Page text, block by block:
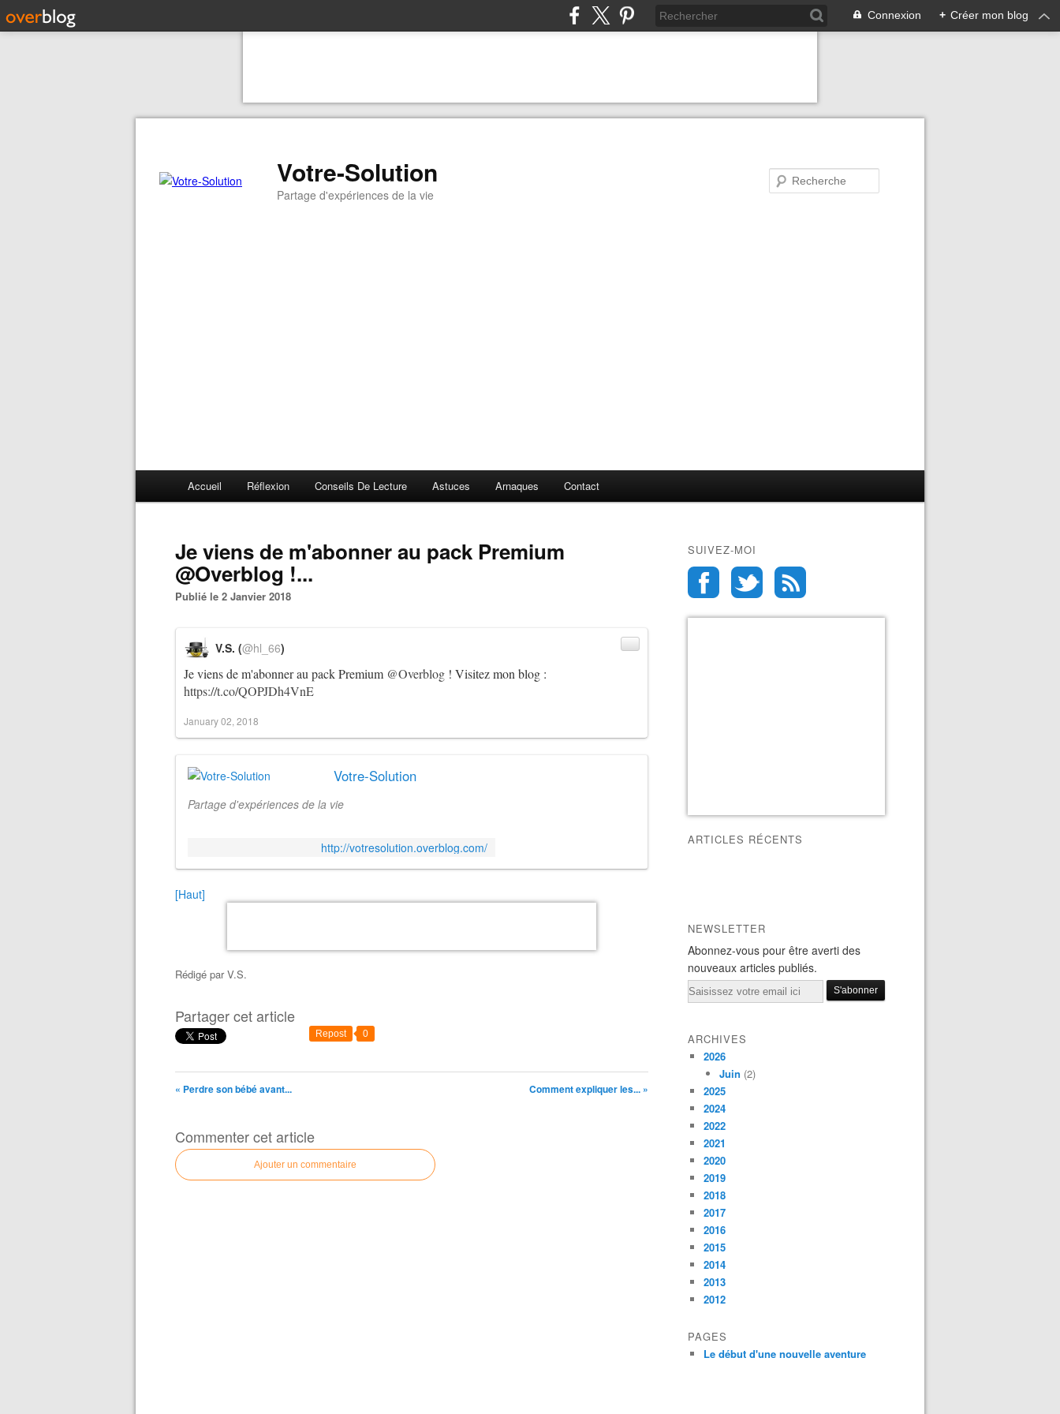
Connexion + Créer mon blog
Votre-Solution
Partage d'expériences de la vie
Accueil Réflexion Conseils De Lecture Astuces Arnaques Contact
Je viens de m'abonner au pack Premium
@Overblog !...
Publié le 2 Janvier 2018
Je viens de m'abonner au pack Premium @Overblog ! Visitez mon blog :
https://t.co/QOPJDh4VnE
V.S. (@hl_66)
January 02, 2018
Votre-Solution
Partage d'expériences de la vie
http://votresolution.overblog.com/
[Haut]
Rédigé parV.S.
Partager cet article
Repost 0
« Perdre son bébé avant... Comment expliquer les... »
Commenter cet article
Ajouter un commentaire
SUIVEZ-MOI
ARTICLES RÉCENTS
NEWSLETTER
Abonnez-vous pour être averti des
nouveaux articles publiés.
Email
ARCHIVES
2026
Juin (2)
2025
2024
2022
2021
2020
2019
2018
2017
2016
2015
2014
2013
2012
PAGES
Le début d'une nouvelle aventure